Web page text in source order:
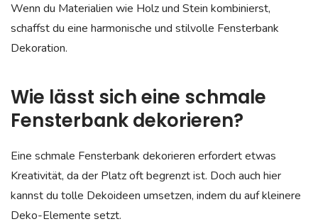
Wenn du Materialien wie Holz und Stein kombinierst,
schaffst du eine harmonische und stilvolle Fensterbank
Dekoration.
Wie lässt sich eine schmale
Fensterbank dekorieren?
Eine schmale Fensterbank dekorieren erfordert etwas
Kreativität, da der Platz oft begrenzt ist. Doch auch hier
kannst du tolle Dekoideen umsetzen, indem du auf kleinere
Deko-Elemente setzt.